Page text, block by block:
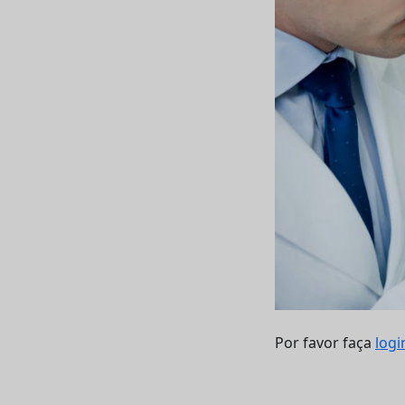
Por favor faça